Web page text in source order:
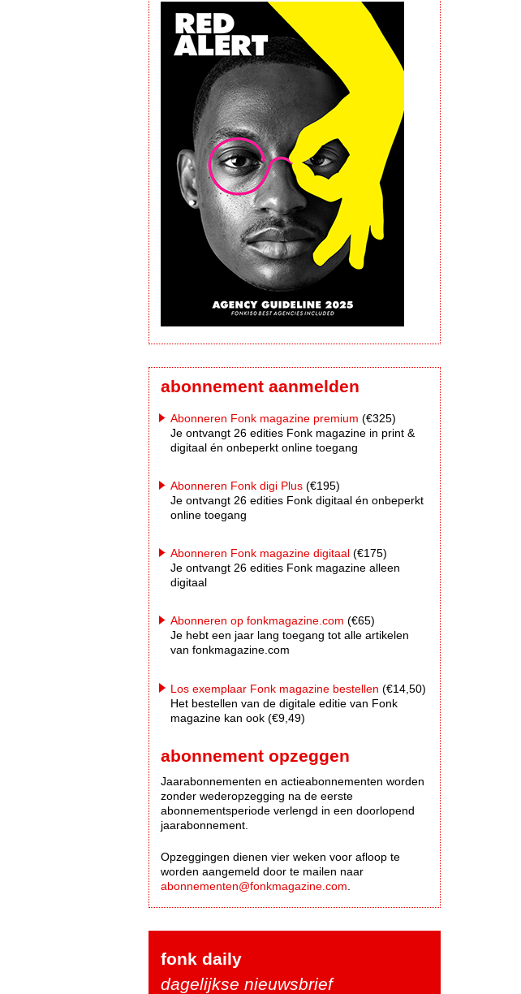
abonnement aanmelden
Abonneren Fonk magazine premium (€325)
Je ontvangt 26 edities Fonk magazine in print &
digitaal én onbeperkt online toegang
Abonneren Fonk digi Plus (€195)
Je ontvangt 26 edities Fonk digitaal én onbeperkt
online toegang
Abonneren Fonk magazine digitaal (€175)
Je ontvangt 26 edities Fonk magazine alleen
digitaal
Abonneren op fonkmagazine.com (€65)
Je hebt een jaar lang toegang tot alle artikelen
van fonkmagazine.com
Los exemplaar Fonk magazine bestellen (€14,50)
Het bestellen van de digitale editie van Fonk
magazine kan ook (€9,49)
abonnement opzeggen
Jaarabonnementen en actieabonnementen worden
zonder wederopzegging na de eerste
abonnementsperiode verlengd in een doorlopend
jaarabonnement.
Opzeggingen dienen vier weken voor afloop te
worden aangemeld door te mailen naar
abonnementen@fonkmagazine.com
fonk daily
dagelijkse nieuwsbrief